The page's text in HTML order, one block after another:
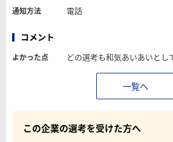
通知方法 電話
コメント
よかった点 どの選考も和気あいあいとし
一覧へ
この企業の選考を受けた方へ